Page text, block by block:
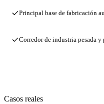
Principal base de fabricación
Corredor de industria pesada
Casos reales